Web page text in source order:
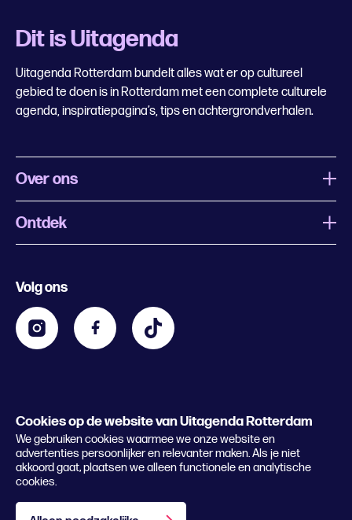
Cookies op de website van Uitagenda Rotterdam
We gebruiken cookies waarmee we onze website en
advertenties persoonlijker en relevanter maken. Als je niet
akkoord gaat, plaatsen we alleen functionele en analytische
cookies.
Dit is Uitagenda
Uitagenda Rotterdam bundelt alles wat er op cultureel
gebied te doen is in Rotterdam met een complete culturele
agenda, inspiratiepagina’s, tips en achtergrondverhalen.
Over ons
Wat is Uitagenda Rotterdam
Contact
Zakelijk
Lees het magazine
Ontdek
Kids
Volg ons
© 2026 Rotterdam Festivals